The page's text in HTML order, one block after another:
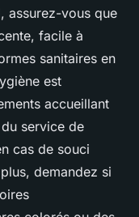
assurez-vous que
facile à
sanitaires en
est
accueillant
service de
cas de souci
demandez si